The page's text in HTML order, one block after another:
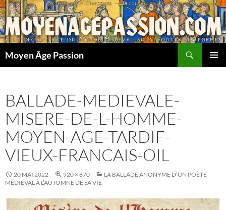
Aller
au
contenu
Moyen Âge Passion
BALLADE-MEDIEVALE-
MISERE-DE-L-HOMME-
MOYEN-AGE-TARDIF-
VIEUX-FRANCAIS-OIL
20 MAI 2022 920 × 870
LA BALLADE ANONYME D’UN POÈTE
MÉDIÉVAL À L’AUTOMNE DE SA VIE